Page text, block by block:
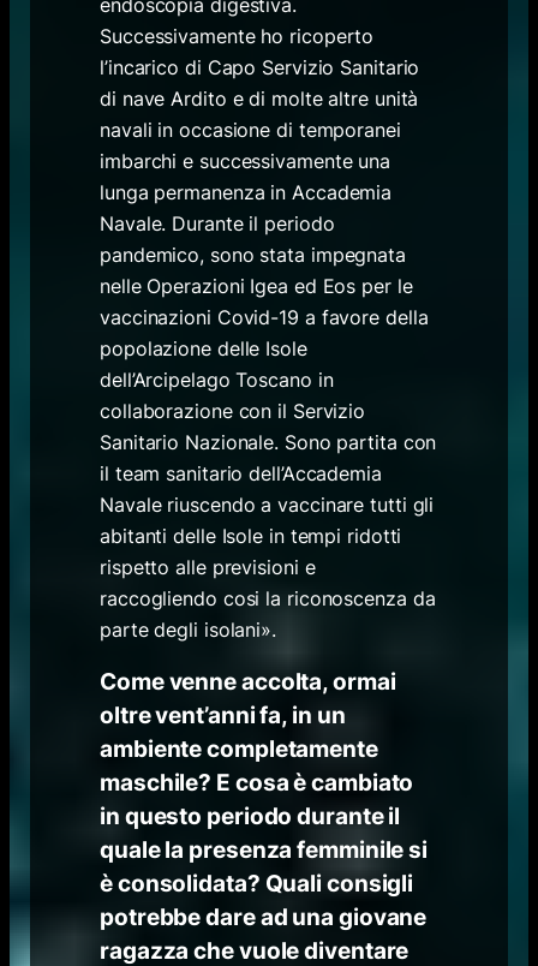
endoscopia digestiva.
Successivamente ho ricoperto
l’incarico di Capo Servizio Sanitario
di nave Ardito e di molte altre unità
navali in occasione di temporanei
imbarchi e successivamente una
lunga permanenza in Accademia
Navale. Durante il periodo
pandemico, sono stata impegnata
nelle Operazioni Igea ed Eos per le
vaccinazioni Covid-19 a favore della
popolazione delle Isole
dell’Arcipelago Toscano in
collaborazione con il Servizio
Sanitario Nazionale. Sono partita con
il team sanitario dell’Accademia
Navale riuscendo a vaccinare tutti gli
abitanti delle Isole in tempi ridotti
rispetto alle previsioni e
raccogliendo cosi la riconoscenza da
parte degli isolani».
Come venne accolta, ormai
oltre vent’anni fa, in un
ambiente completamente
maschile? E cosa è cambiato
in questo periodo durante il
quale la presenza femminile si
è consolidata? Quali consigli
potrebbe dare ad una giovane
ragazza che vuole diventare